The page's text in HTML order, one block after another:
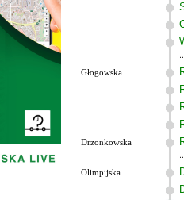
Głogowska
Drzonkowska
Olimpijska